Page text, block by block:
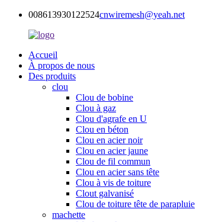
008613930122524cnwiremesh@yeah.net
Accueil
À propos de nous
Des produits
clou
Clou de bobine
Clou à gaz
Clou d'agrafe en U
Clou en béton
Clou en acier noir
Clou en acier jaune
Clou de fil commun
Clou en acier sans tête
Clou à vis de toiture
Clout galvanisé
Clou de toiture tête de parapluie
machette